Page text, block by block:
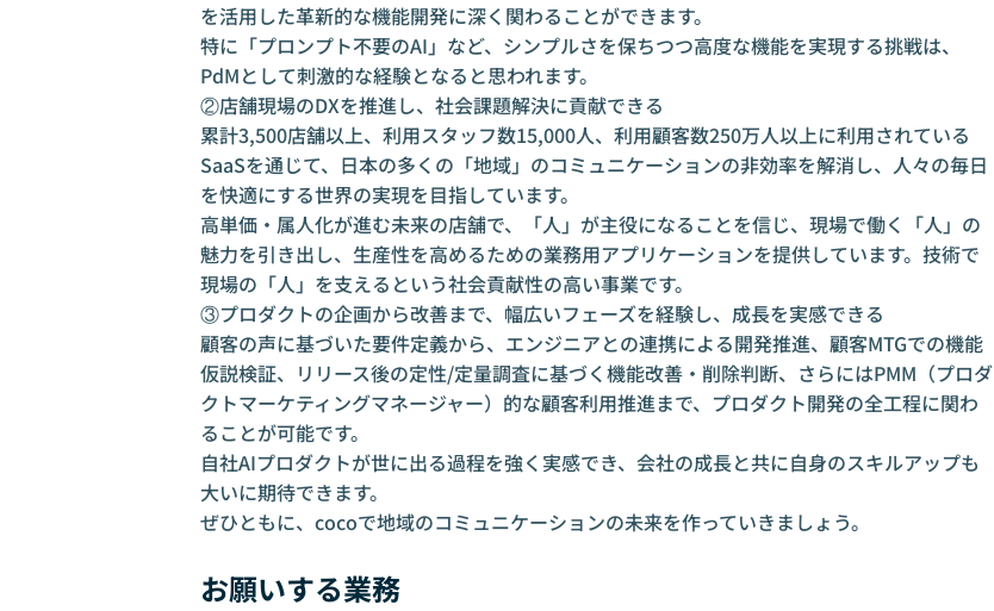
を活用した革新的な機能開発に深く関わることができます。
特に「プロンプト不要のAI」など、シンプルさを保ちつつ高度な機能を実現する挑戦は、
PdMとして刺激的な経験となると思われます。
②店舗現場のDXを推進し、社会課題解決に貢献できる
累計3,500店舗以上、利用スタッフ数15,000人、利用顧客数250万人以上に利用されている
SaaSを通じて、日本の多くの「地域」のコミュニケーションの非効率を解消し、人々の毎日
を快適にする世界の実現を目指しています。
高単価・属人化が進む未来の店舗で、「人」が主役になることを信じ、現場で働く「人」の
魅力を引き出し、生産性を高めるための業務用アプリケーションを提供しています。技術で
現場の「人」を支えるという社会貢献性の高い事業です。
③プロダクトの企画から改善まで、幅広いフェーズを経験し、成長を実感できる
顧客の声に基づいた要件定義から、エンジニアとの連携による開発推進、顧客MTGでの機能
仮説検証、リリース後の定性/定量調査に基づく機能改善・削除判断、さらにはPMM（プロダ
クトマーケティングマネージャー）的な顧客利用推進まで、プロダクト開発の全工程に関わ
ることが可能です。
自社AIプロダクトが世に出る過程を強く実感でき、会社の成長と共に自身のスキルアップも
大いに期待できます。
ぜひともに、cocoで地域のコミュニケーションの未来を作っていきましょう。
お願いする業務